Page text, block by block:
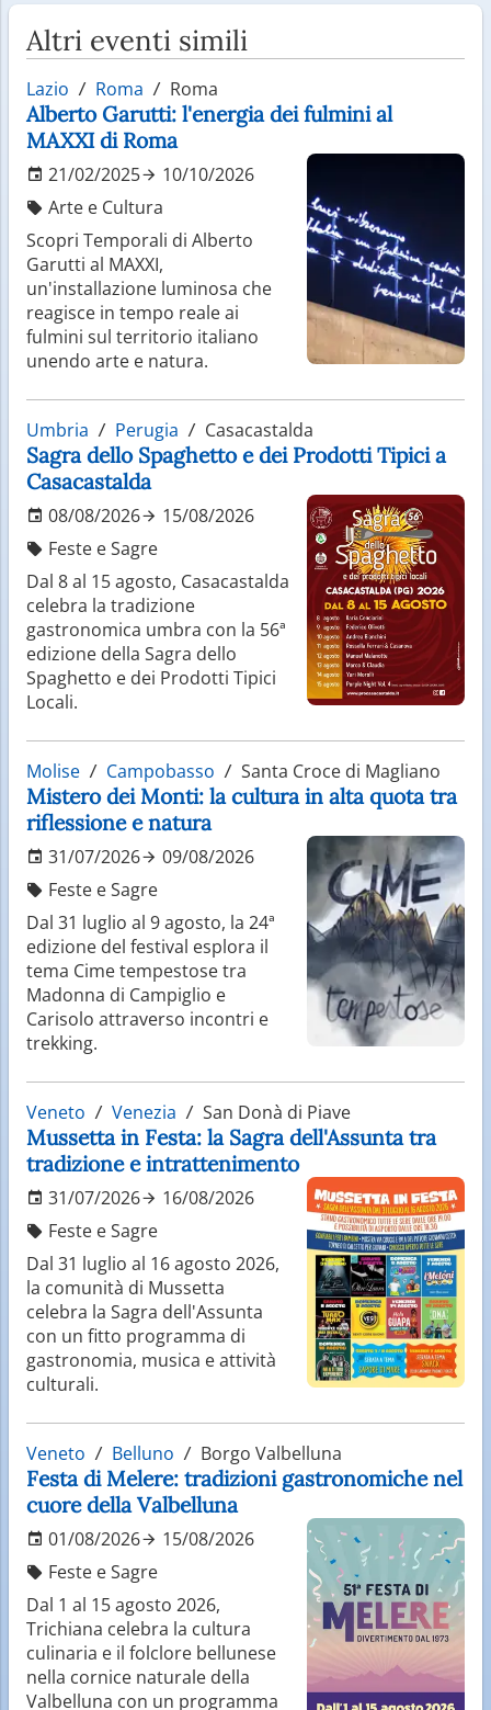
Altri eventi simili
Lazio Roma Roma
Alberto Garutti: l'energia dei fulmini al
MAXXI di Roma
21/02/2025
10/10/2026
Arte e Cultura
Scopri Temporali di Alberto
Garutti al MAXXI,
un'installazione luminosa che
reagisce in tempo reale ai
fulmini sul territorio italiano
unendo arte e natura.
Umbria Perugia Casacastalda
Sagra dello Spaghetto e dei Prodotti Tipici a
Casacastalda
08/08/2026
15/08/2026
Feste e Sagre
Dal 8 al 15 agosto, Casacastalda
celebra la tradizione
gastronomica umbra con la 56ª
edizione della Sagra dello
Spaghetto e dei Prodotti Tipici
Locali.
Molise Campobasso Santa Croce di Magliano
Mistero dei Monti: la cultura in alta quota tra
riflessione e natura
31/07/2026
09/08/2026
Feste e Sagre
Dal 31 luglio al 9 agosto, la 24ª
edizione del festival esplora il
tema Cime tempestose tra
Madonna di Campiglio e
Carisolo attraverso incontri e
trekking.
Veneto Venezia San Donà di Piave
Mussetta in Festa: la Sagra dell'Assunta tra
tradizione e intrattenimento
31/07/2026
16/08/2026
Feste e Sagre
Dal 31 luglio al 16 agosto 2026,
la comunità di Mussetta
celebra la Sagra dell'Assunta
con un fitto programma di
gastronomia, musica e attività
culturali.
Veneto Belluno Borgo Valbelluna
Festa di Melere: tradizioni gastronomiche nel
cuore della Valbelluna
01/08/2026
15/08/2026
Feste e Sagre
Dal 1 al 15 agosto 2026,
Trichiana celebra la cultura
culinaria e il folclore bellunese
nella cornice naturale della
Valbelluna con un programma